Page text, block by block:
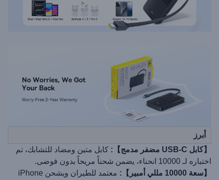
أبرز
【كابل USB-C مضفر مدمج】:
كابل متين ومضاد للتشابك، تم
اختباره لـ 10000 انحناء، يضمن شحناً مريحاً بدون فوضى.
【سعة 10000 مللي أمبير】:
معتمد للطيران ويشحن iPhone